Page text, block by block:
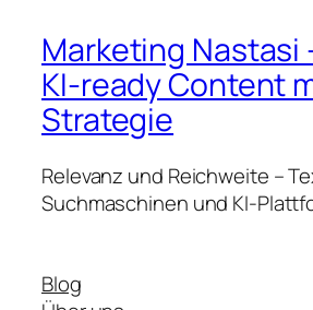
Marketing Nastasi
KI-ready Content
Strategie
Relevanz und Reichweite –
Suchmaschinen und KI-
Blog